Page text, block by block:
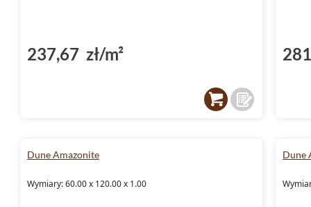
237,67 zł/m²
Dune Amazonite
Wymiary: 60.00 x 120.00 x 1.00
Dune